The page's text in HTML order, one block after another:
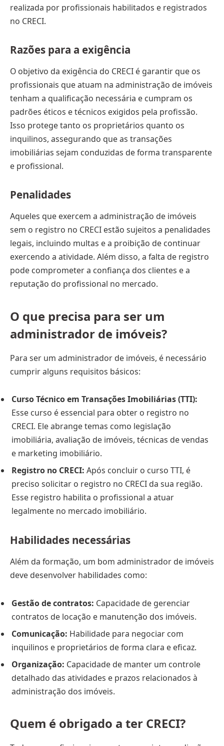
realizada por profissionais habilitados e registrados
no CRECI.
Razões para a exigência
O objetivo da exigência do CRECI é garantir que os
profissionais que atuam na administração de imóveis
tenham a qualificação necessária e cumpram os
padrões éticos e técnicos exigidos pela profissão.
Isso protege tanto os proprietários quanto os
inquilinos, assegurando que as transações
imobiliárias sejam conduzidas de forma transparente
e profissional.
Penalidades
Aqueles que exercem a administração de imóveis
sem o registro no CRECI estão sujeitos a penalidades
legais, incluindo multas e a proibição de continuar
exercendo a atividade. Além disso, a falta de registro
pode comprometer a confiança dos clientes e a
reputação do profissional no mercado.
O que precisa para ser um
administrador de imóveis?
Para ser um administrador de imóveis, é necessário
cumprir alguns requisitos básicos:
Curso Técnico em Transações Imobiliárias (TTI):
Esse curso é essencial para obter o registro no
CRECI. Ele abrange temas como legislação
imobiliária, avaliação de imóveis, técnicas de vendas
e marketing imobiliário.
Registro no CRECI: Após concluir o curso TTI, é
preciso solicitar o registro no CRECI da sua região.
Esse registro habilita o profissional a atuar
legalmente no mercado imobiliário.
Habilidades necessárias
Além da formação, um bom administrador de imóveis
deve desenvolver habilidades como:
Gestão de contratos: Capacidade de gerenciar
contratos de locação e manutenção dos imóveis.
Comunicação: Habilidade para negociar com
inquilinos e proprietários de forma clara e eficaz.
Organização: Capacidade de manter um controle
detalhado das atividades e prazos relacionados à
administração dos imóveis.
Quem é obrigado a ter CRECI?